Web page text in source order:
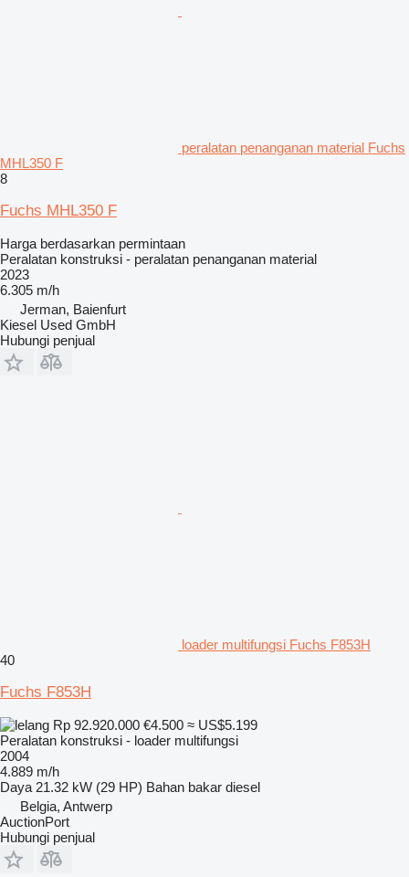
peralatan penanganan material Fuchs
MHL350 F
8
Fuchs MHL350 F
Harga berdasarkan permintaan
Peralatan konstruksi - peralatan penanganan material
2023
6.305 m/h
Jerman, Baienfurt
Kiesel Used GmbH
Hubungi penjual
loader multifungsi Fuchs F853H
40
Fuchs F853H
Rp 92.920.000 €4.500 ≈ US$5.199
Peralatan konstruksi - loader multifungsi
2004
4.889 m/h
Daya 21.32 kW (29 HP) Bahan bakar diesel
Belgia, Antwerp
AuctionPort
Hubungi penjual